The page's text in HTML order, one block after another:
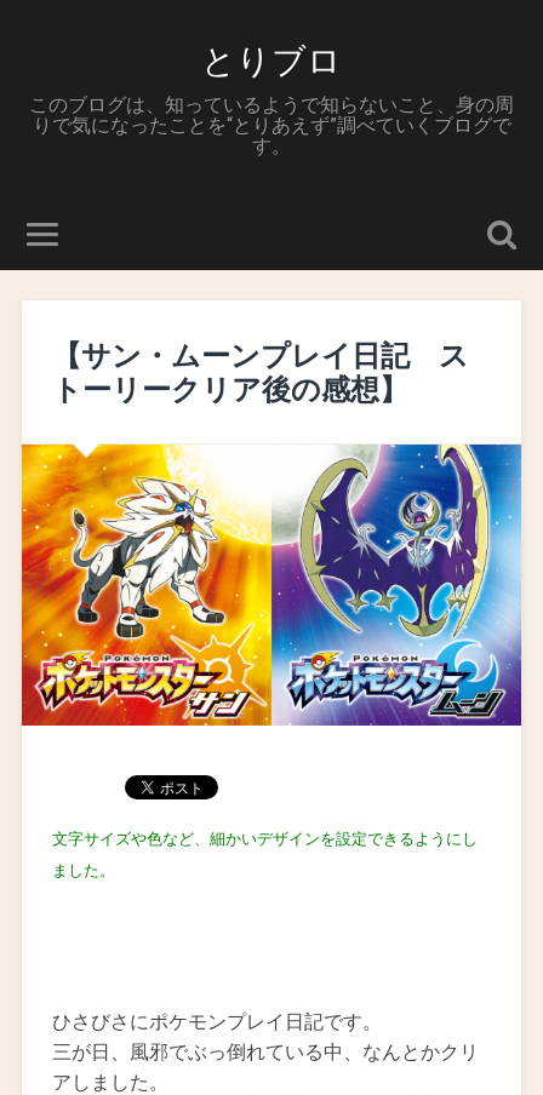
とりブロ
このブログは、知っているようで知らないこと、身の周
りで気になったことを“とりあえず”調べていくブログで
す。
【サン・ムーンプレイ日記 ス
トーリークリア後の感想】
文字サイズや色など、細かいデザインを設定できるようにし
ました。
ひさびさにポケモンプレイ日記です。
三が日、風邪でぶっ倒れている中、なんとかクリ
アしました。